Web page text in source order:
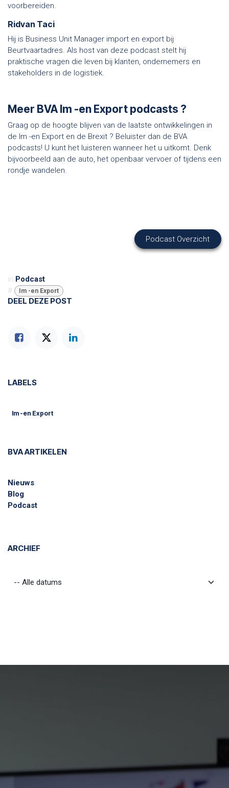
voorbereiden.
Ridvan Taci
Hij is Business Unit Manager import en export bij
Beurtvaartadres. Als host van deze podcast stelt hij
praktische vragen die leven bij klanten, ondernemers en
stakeholders in de logistiek.
Meer BVA Im -en Export podcasts ?
Graag op de hoogte blijven van de laatste ontwikkelingen in
de Im -en Export en de Brexit ? Beluister dan de BVA
podcasts! U kunt het luisteren wanneer het u uitkomt. Denk
bijvoorbeeld aan de auto, het openbaar vervoer of tijdens een
rondje wandelen.
Podcast Overzicht
in Podcast
#
Im -en Export
DEEL DEZE POST
LABELS
Im -en Export
BVA ARTIKELEN
Nieuws
Blog
Podcast
ARCHIEF